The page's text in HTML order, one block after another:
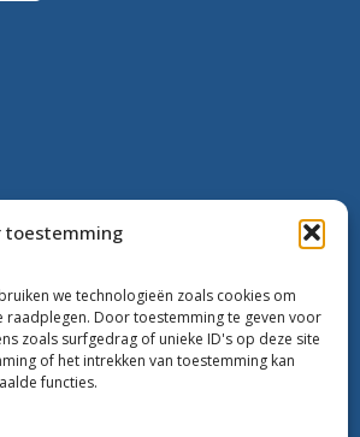
toestemming
we technologieën zoals cookies om
Door toestemming te geven voor
zoals surfgedrag of unieke ID's op deze site
of het intrekken van toestemming kan
functies.